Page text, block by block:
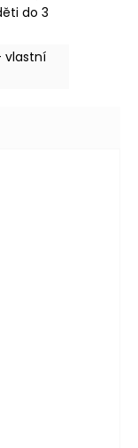
do 3
vlastní